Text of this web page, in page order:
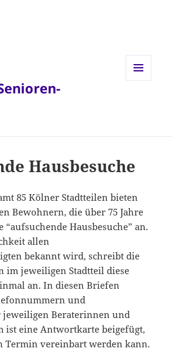
Hausbesuche
85 Kölner Stadtteilen bieten
Bewohnern, die über 75 Jahre
“aufsuchende Hausbesuche” an.
allen
bekannt wird, schreibt die
im jeweiligen Stadtteil diese
an. In diesen Briefen
und
jeweiligen Beraterinnen und
ist eine Antwortkarte beigefügt,
Termin vereinbart werden kann.